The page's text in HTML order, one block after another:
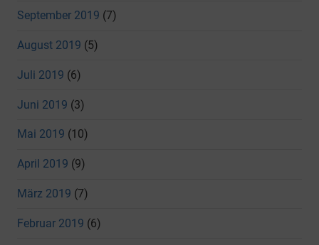
September 2019 (7)
August 2019 (5)
Juli 2019 (6)
Juni 2019 (3)
Mai 2019 (10)
April 2019 (9)
März 2019 (7)
Februar 2019 (6)